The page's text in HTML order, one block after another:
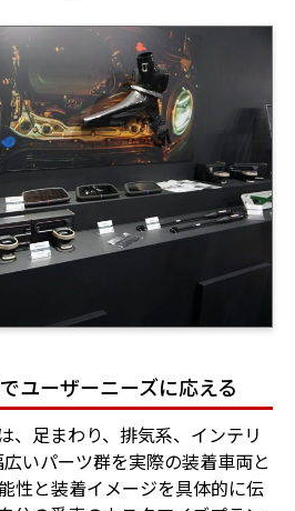
ユーザーニーズに応える
、足まわり、排気系、インテリ
いパーツ群を実際の装着車両と
性と装着イメージを具体的に伝